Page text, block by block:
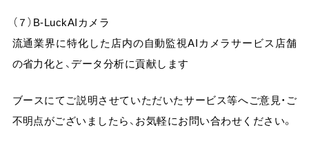
（７）B-LuckAIカメラ
流通業界に特化した店内の自動監視AIカメラサービス店舗
の省力化と、データ分析に貢献します
ブースにてご説明させていただいたサービス等へご意見・ご
不明点がございましたら、お気軽にお問い合わせください。